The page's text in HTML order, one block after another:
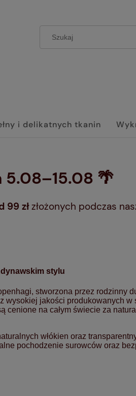
i delikatnych tkanin
5.08–15.08 🌴
99 złzłożonych podczas
stylu
stworzona przez rodzinny
wysokiej jakości produkowanych
cenione na całym świecie za
włókien oraz
pochodzenie surowców oraz